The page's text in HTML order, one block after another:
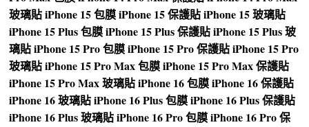
玻璃貼iPhone 15 包膜iPhone 15 保護貼iPhone 15 玻璃貼
iPhone 15 Plus 包膜iPhone 15 Plus 保護貼iPhone 15 Plus 玻
璃貼iPhone 15 Pro 包膜iPhone 15 Pro 保護貼iPhone 15 Pro
玻璃貼iPhone 15 Pro Max 包膜iPhone 15 Pro Max 保護貼
iPhone 15 Pro Max 玻璃貼iPhone 16 包膜iPhone 16 保護貼
iPhone 16 玻璃貼iPhone 16 Plus 包膜iPhone 16 Plus 保護貼
iPhone 16 Plus 玻璃貼iPhone 16 Pro 包膜iPhone 16 Pro 保